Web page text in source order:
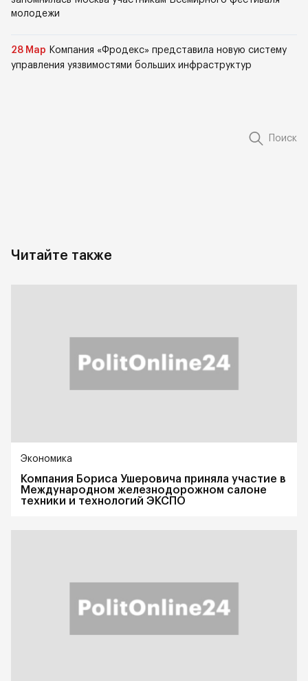
молодежи
28 Мар Компания «Фродекс» представила новую систему
управления уязвимостями больших инфраструктур
Поиск
Читайте также
Экономика
Компания Бориса Ушеровича приняла участие в
Международном железнодорожном салоне
техники и технологий ЭКСПО